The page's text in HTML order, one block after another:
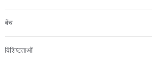
बेंच
विशिष्टताओं